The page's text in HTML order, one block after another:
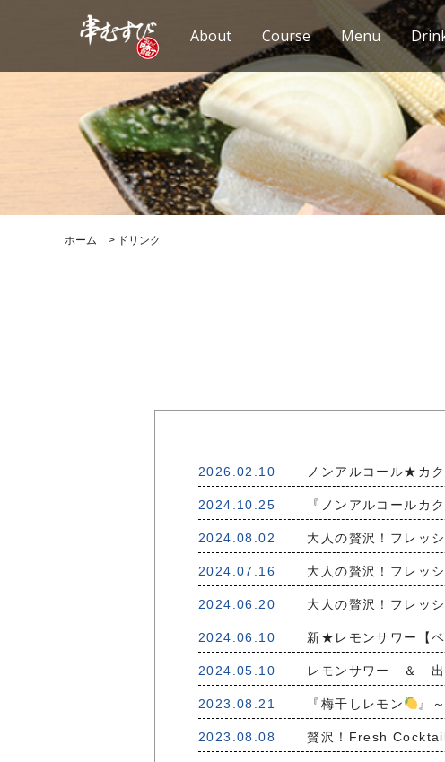
About Course Menu
ホーム > ドリンク
2026.02.10 ノンアルコール★カ
2024.10.25 『ノンアルコールカ
2024.08.02 大人の贅沢！フレッ
2024.07.16 大人の贅沢！フレッ
2024.06.20 大人の贅沢！フレッ
2024.06.10 新★レモンサワー【
2024.05.10 レモンサワー ＆ 出
2023.08.21 『梅干しレモン 』
2023.08.08 贅沢！Fresh